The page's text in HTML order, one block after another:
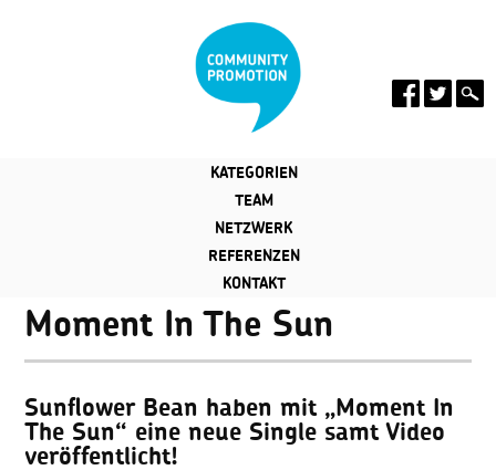
KATEGORIEN
TEAM
NETZWERK
REFERENZEN
KONTAKT
Moment In The Sun
Sunflower Bean haben mit „Moment In
The Sun“ eine neue Single samt Video
veröffentlicht!